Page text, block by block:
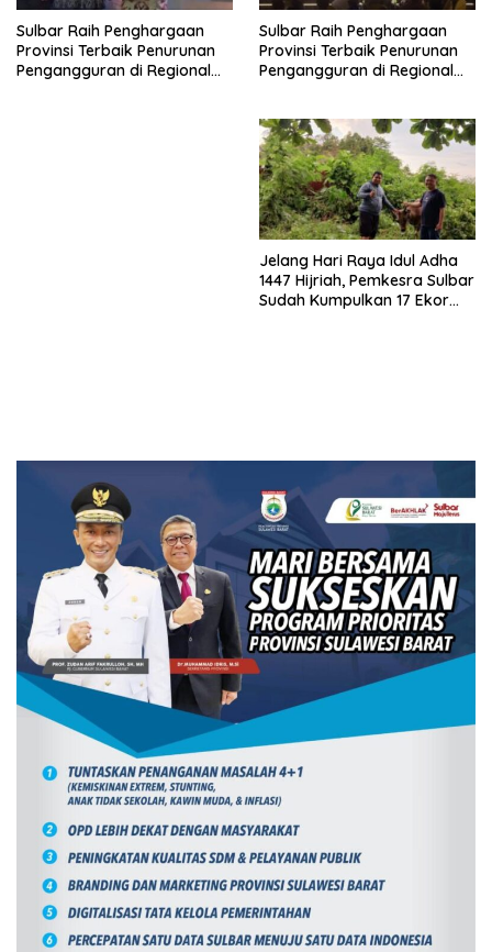
Sulbar Raih Penghargaan
Provinsi Terbaik Penurunan
Pengangguran di Regional
Sulbar Raih Penghargaan
Provinsi Terbaik Penurunan
Pengangguran di Regional
Jelang Hari Raya Idul Adha
1447 Hijriah, Pemkesra Sulbar
Sudah Kumpulkan 17 Ekor